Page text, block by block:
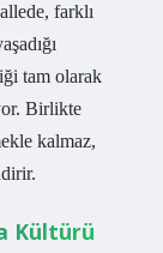
farklı
tam olarak
Birlikte
kalmaz,
Kültürü